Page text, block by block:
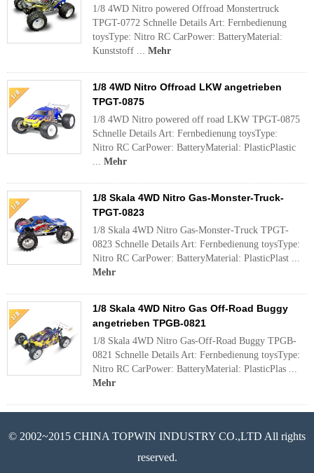
1/8 4WD Nitro powered Offroad Monstertruck
TPGT-0772 Schnelle Details Art: Fernbedienung
toysType: Nitro RC CarPower: BatteryMaterial:
Kunststoff ... Mehr
1/8 4WD Nitro Offroad LKW angetrieben
TPGT-0875
1/8 4WD Nitro powered off road LKW TPGT-0875
Schnelle Details Art: Fernbedienung toysType:
Nitro RC CarPower: BatteryMaterial: PlasticPlastic
... Mehr
1/8 Skala 4WD Nitro Gas-Monster-Truck-
TPGT-0823
1/8 Skala 4WD Nitro Gas-Monster-Truck TPGT-
0823 Schnelle Details Art: Fernbedienung toysType:
Nitro RC CarPower: BatteryMaterial: PlasticPlast ...
Mehr
1/8 Skala 4WD Nitro Gas Off-Road Buggy
angetrieben TPGB-0821
1/8 Skala 4WD Nitro Gas-Off-Road Buggy TPGB-
0821 Schnelle Details Art: Fernbedienung toysType:
Nitro RC CarPower: BatteryMaterial: PlasticPlas ...
Mehr
© 2002~2015 CHINA TOPWIN INDUSTRY CO.,LTD All rights
reserved.